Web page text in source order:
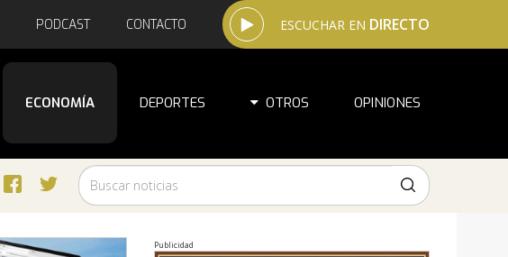
ESCUCHAR EN DIRECTO
PODCAST CONTACTO
ECONOMÍA DEPORTES OTROS OPINIONES
Publicidad